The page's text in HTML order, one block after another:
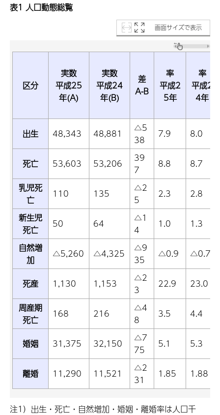
表1 人口動態総覧
画面サイズで表示
区分
実数
平成25
年(A)
実数
平成24
年(B)
差
A-B
率
平成2
5年
率
平成2
4年
出生 48,343 48,881
△5
38
7.9 8.0
死亡 53,603 53,206
39
7
8.8
8.7
乳児死
亡
110 135
△2
5
2.3
2.8
新生児
死亡
50 64
△1
4
1.0
1.3
自然増
加
△5,260 △4,325
△9
35
△0.9 △0.7
死産 1,130 1,153
△2
3
22.9
23.0
周産期
死亡
168 216
△4
8
3.5 4.4
婚姻 31,375 32,150
△7
75
5.1 5.3
離婚 11,290 11,521
△2
31
1.85 1.88
注1）出生・死亡・自然増加・婚姻・離婚率は人口千